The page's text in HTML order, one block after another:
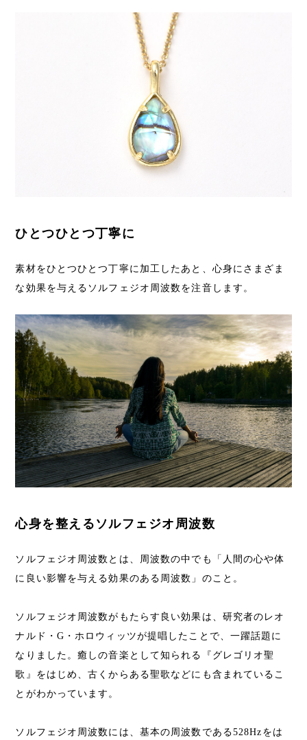
ひとつひとつ丁寧に
素材をひとつひとつ丁寧に加工したあと、心身にさまざま
な効果を与えるソルフェジオ周波数を注音します。
心身を整えるソルフェジオ周波数
ソルフェジオ周波数とは、周波数の中でも「人間の心や体
に良い影響を与える効果のある周波数」のこと。
ソルフェジオ周波数がもたらす良い効果は、研究者のレオ
ナルド・G・ホロウィッツが提唱したことで、一躍話題に
なりました。癒しの音楽として知られる『グレゴリオ聖
歌』をはじめ、古くからある聖歌などにも含まれているこ
とがわかっています。
ソルフェジオ周波数には、基本の周波数である528Hzをは